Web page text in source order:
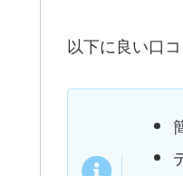
以下に良い口